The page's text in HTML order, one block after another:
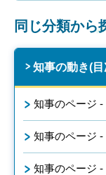
同じ分類から
知事の動き(目
知事のページ -
知事のページ -
知事のページ -